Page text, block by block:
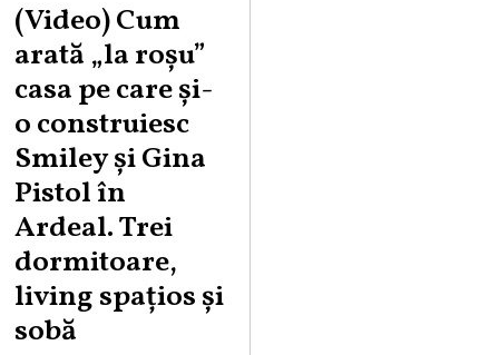
(Video) Cum
arată „la roşu”
casa pe care şi-
o construiesc
Smiley şi Gina
Pistol în
Ardeal. Trei
dormitoare,
living spațios și
sobă